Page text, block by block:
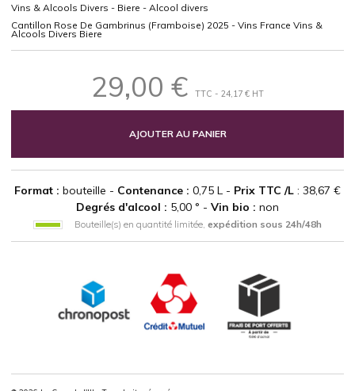
Vins & Alcools Divers - Biere - Alcool divers
Cantillon Rose De Gambrinus (Framboise) 2025 - Vins France Vins &
Alcools Divers Biere
29,00 € TTC - 24,17 € HT
AJOUTER AU PANIER
Format : bouteille - Contenance : 0,75 L - Prix TTC /L : 38,67 €
Degrés d'alcool : 5,00 ° - Vin bio : non
Bouteille(s) en quantité limitée, expédition sous 24h/48h